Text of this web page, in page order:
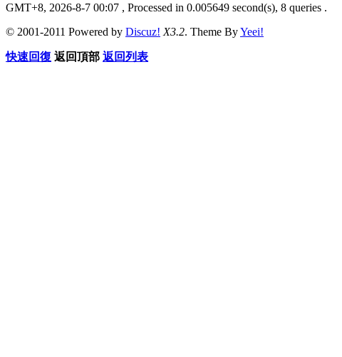
GMT+8, 2026-8-7 00:07 , Processed in 0.005649 second(s), 8 queries .
© 2001-2011 Powered by Discuz! X3.2. Theme ByYeei!
快速回復 返回頂部 返回列表